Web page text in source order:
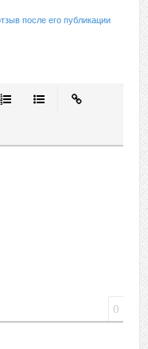
после его публикации
Маркированный
Вставить
спойлера
0